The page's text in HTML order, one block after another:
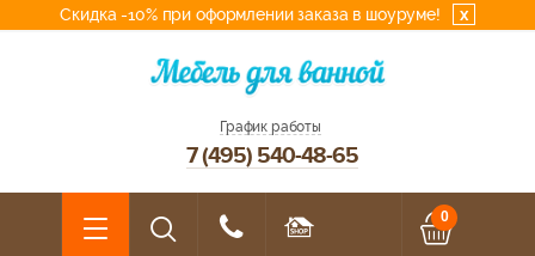
Скидка -10% при оформлении заказа в шоуруме! x
График работы
7 (495) 540-48-65
0